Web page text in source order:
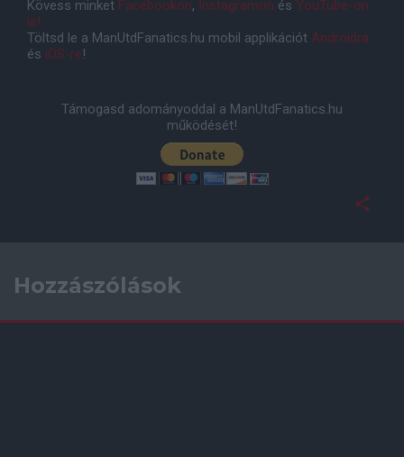
Kövess minket Facebookon, Instagramon és YouTube-on
is!
Töltsd le a ManUtdFanatics.hu mobil applikációt Androidra
és iOS-re!
Támogasd adományoddal a ManUtdFanatics.hu
működését!
Hozzászólások